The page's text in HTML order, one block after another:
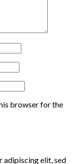
browser for the
adipiscing elit, sed